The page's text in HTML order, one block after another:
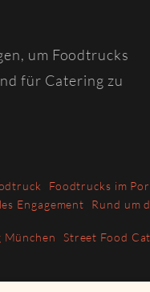
um Foodtrucks
für Catering zu
Foodtrucks im
Engagement Rund um
München Street Food